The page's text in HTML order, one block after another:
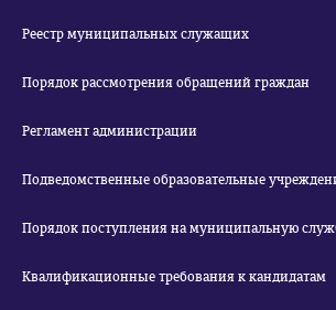
Реестр муниципальных служащих
Порядок рассмотрения обращений граждан
Регламент администрации
Подведомственные образовательные
Порядок поступления на муниципальную
Квалификационные требования к кандидатам